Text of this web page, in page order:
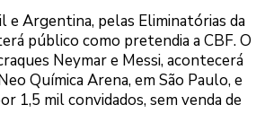
e Argentina, pelas Eliminatórias da
público como pretendia a CBF. O
Neymar e Messi, acontecerá
Química Arena, em São Paulo, e
1,5 mil convidados, sem venda de